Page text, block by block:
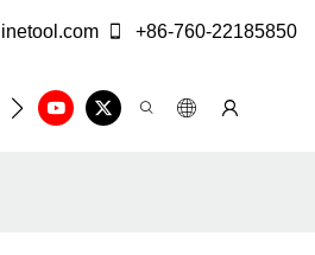
+86-760-22185850